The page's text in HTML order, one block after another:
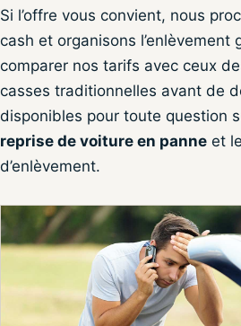
Si l’offre vous convient, nous
cash et organisons l’enlèvement
comparer nos tarifs avec ceux
casses traditionnelles avant de
disponibles pour toute question
reprise de voiture en panne et
d’enlèvement.